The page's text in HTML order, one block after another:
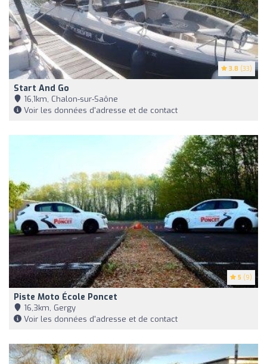
3.8 (33)
Start And Go
16,1km, Chalon-sur-Saône
Voir les données d'adresse et de contact
5 (9)
Piste Moto École Poncet
16,3km, Gergy
Voir les données d'adresse et de contact